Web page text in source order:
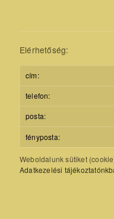
Elérhetőség:
cím:
telefon:
posta:
fényposta:
Weboldalunk sütiket
Adatkezelési